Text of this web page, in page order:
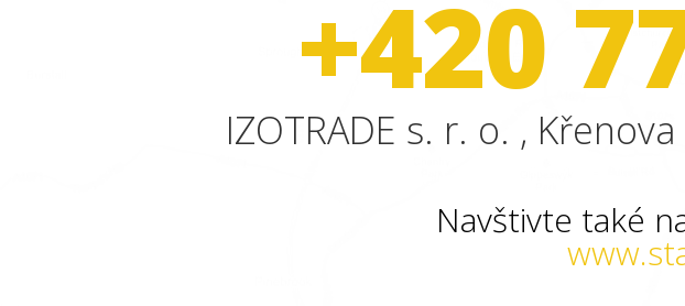
+420
IZOTRADE s. r. o. ,
Navštivte také